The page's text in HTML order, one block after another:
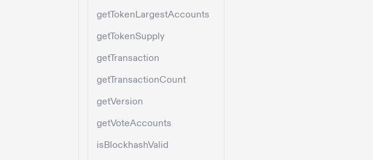
getTokenLargestAccounts
getTokenSupply
getTransaction
getTransactionCount
getVersion
getVoteAccounts
isBlockhashValid